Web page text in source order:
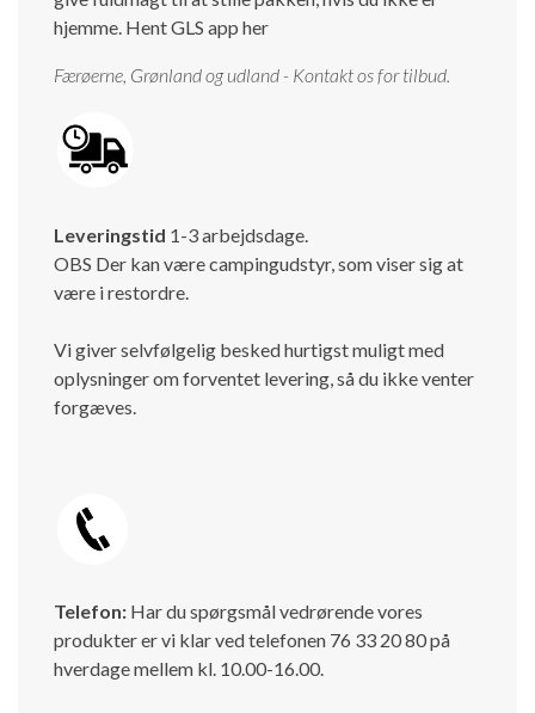
hjemme. Hent GLS app her
Færøerne, Grønland og udland - Kontakt os for tilbud.
Leveringstid 1-3 arbejdsdage.
OBS Der kan være campingudstyr, som viser sig at
være i restordre.
Vi giver selvfølgelig besked hurtigst muligt med
oplysninger om forventet levering, så du ikke venter
forgæves.
Telefon: Har du spørgsmål vedrørende vores
produkter er vi klar ved telefonen 76 33 20 80 på
hverdage mellem kl. 10.00-16.00.